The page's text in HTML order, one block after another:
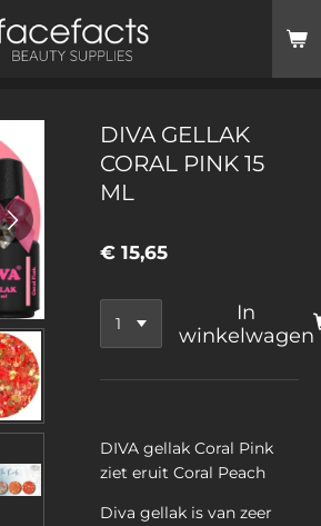
DIVA GELLAK
CORAL PINK 15
ML
€ 15,65
In
winkelwagen
DIVA gellak Coral Pink
ziet eruit Coral Peach
Diva gellak is van zeer